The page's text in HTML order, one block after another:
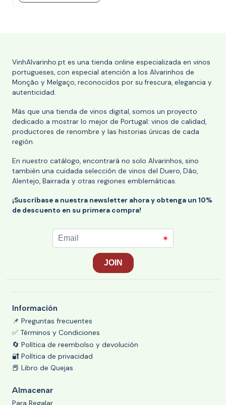
VinhAlvarinho.pt es una tienda online especializada en vinos
portugueses, con especial atención a los Alvarinhos de
Monção y Melgaço, reconocidos por su frescura, elegancia y
autenticidad.
Más que una tienda de vinos digital, somos un proyecto
dedicado a mostrar lo mejor de Portugal: vinos de calidad,
productores de renombre y las historias únicas de cada
región.
En nuestro catálogo, encontrará no solo Alvarinhos, sino
también una cuidada selección de vinos del Duero, Dão,
Alentejo, Bairrada y otras regiones emblemáticas.
¡Suscríbase a nuestra newsletter ahora y obtenga un 10%
de descuento en su primera compra!
Información
📌 Preguntas frecuentes
✅ Términos y Condiciones
🔄 Política de reembolso y devolución
🔐 Política de privacidad
📕 Libro de Quejas
Almacenar
Para Regalar